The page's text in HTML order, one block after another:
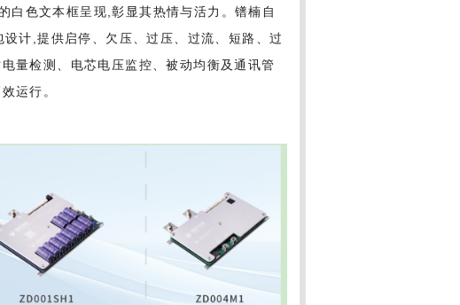
白色文本框呈现,彰显其热情与活力。镨楠自
计,提供启停、欠压、过压、过流、短路、过
量检测、电芯电压监控、被动均衡及通讯管
运行。